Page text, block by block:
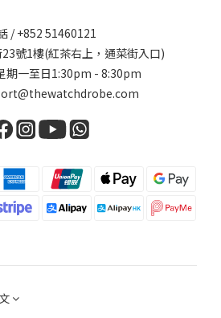
/ +852 51460121
號1樓(紅茶右上，通菜街入口)
期一至日1:30pm - 8:30pm